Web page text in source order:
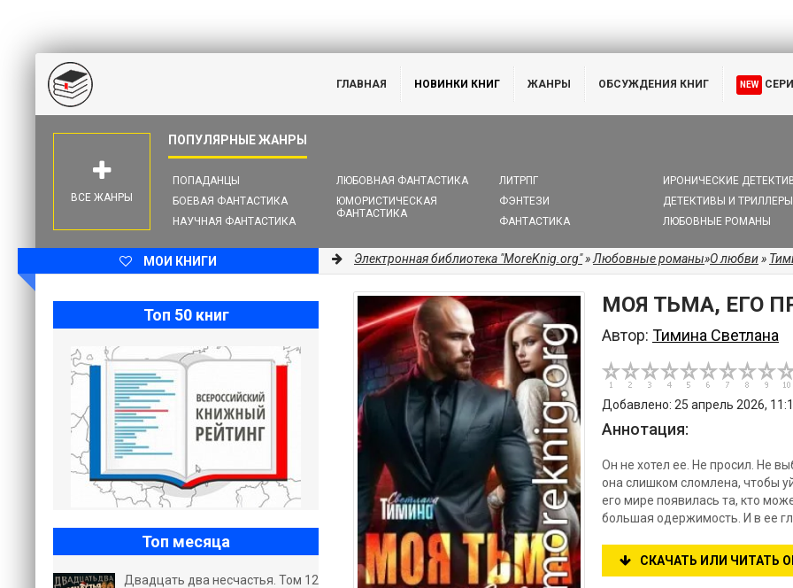
ГЛАВНАЯ НОВИНКИ КНИГ ЖАНРЫ ОБСУЖДЕНИЯ КНИГ NEW
ПОПАДАНЦЫ
БОЕВАЯ ФАНТАСТИКА
НАУЧНАЯ ФАНТАСТИКА
ЛЮБОВНАЯ ФАНТАСТИКА
ЮМОРИСТИЧЕСКАЯ
ФАНТАСТИКА
ЛИТРПГ
ФЭНТЕЗИ
ФАНТАСТИКА
ИРОНИЧЕСКИЕ
ДЕТЕКТИВЫ И ТРИЛЛЕРЫ
ЛЮБОВНЫЕ РОМАНЫ
ВСЕ ЖАНРЫ
МОИ КНИГИ Электронная библиотека "MoreKnig.org"»Любовные романы»О любви»
МОЯ ТЬМА, ЕГО
Автор: Тимина Светлана
Добавлено: 25 апрель 2026,
Аннотация:
Он не хотел ее. Не просил. Не
она слишком сломлена, чтобы
его мире появилась та, кто
большая одержимость. И в ее
СКАЧАТЬ ИЛИ ЧИТАТЬ
Топ 50 книг
Топ месяца
Двадцать два несчастья. Том 12